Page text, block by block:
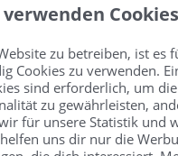
Cookies
zu betreiben, ist es
Cookies zu verwenden.
sind erforderlich, um die
zu gewährleisten,
für unsere Statistik und
uns dir nur die